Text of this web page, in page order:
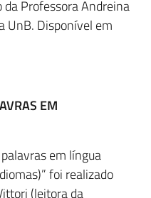
da Professora Andreina
UnB. Disponível em
EM
em língua
foi realizado
(leitora da